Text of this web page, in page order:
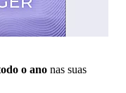
o ano nas suas